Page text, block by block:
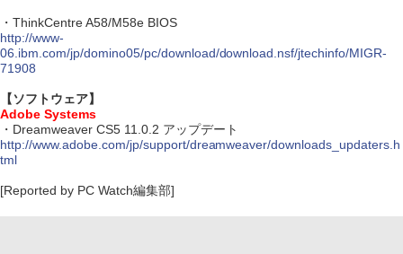
・ThinkCentre A58/M58e BIOS
http://www-
06.ibm.com/jp/domino05/pc/download/download.nsf/jtechinfo/MIGR-
71908
【ソフトウェア】
Adobe Systems
・Dreamweaver CS5 11.0.2 アップデート
http://www.adobe.com/jp/support/dreamweaver/downloads_updaters.h
tml
[Reported by PC Watch編集部]